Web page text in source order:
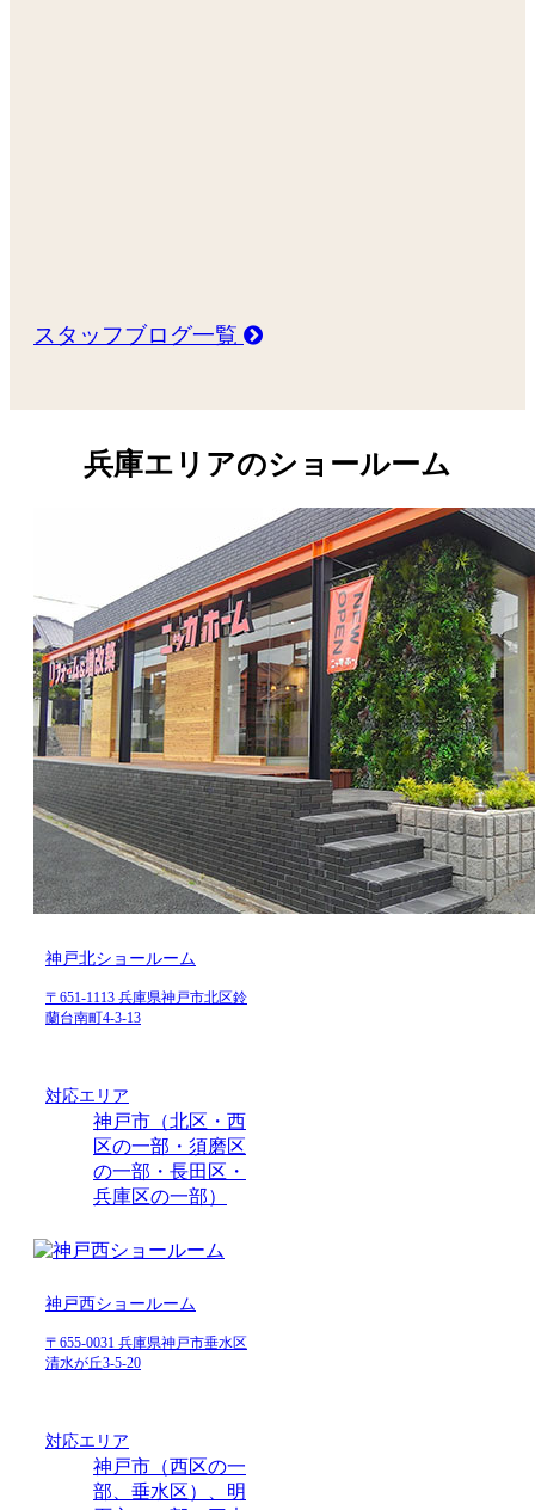
スタッフブログ一覧
兵庫エリアのショールーム
神戸北ショールーム
〒651-1113 兵庫県神戸市北区鈴
蘭台南町4-3-13
対応エリア
神戸市（北区・西
区の一部・須磨区
の一部・長田区・
兵庫区の一部）
神戸西ショールーム
〒655-0031 兵庫県神戸市垂水区
清水が丘3-5-20
対応エリア
神戸市（西区の一
部、垂水区）、明